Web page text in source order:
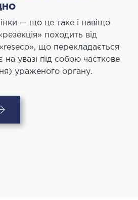
— що це таке і навіщо
походить від
що перекладається
на увазі під собою часткове
ураженого органу.